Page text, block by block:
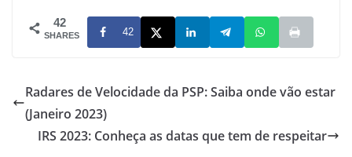
42
SHARES 42
Radares de Velocidade da PSP: Saiba onde vão estar
(Janeiro 2023)
IRS 2023: Conheça as datas que tem de respeitar